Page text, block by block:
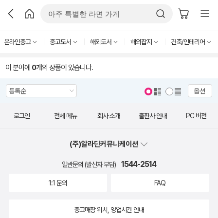
온라인중고 중고도서 해외도서 해외잡지 건축/인테리어
이 분야에 0개의 상품이 있습니다.
옵션
로그인 전체 메뉴 회사 소개 출판사 안내 PC 버전
(주)알라딘커뮤니케이션
일반문의 (발신자 부담) 1544-2514
1:1 문의 FAQ
중고매장 위치, 영업시간 안내